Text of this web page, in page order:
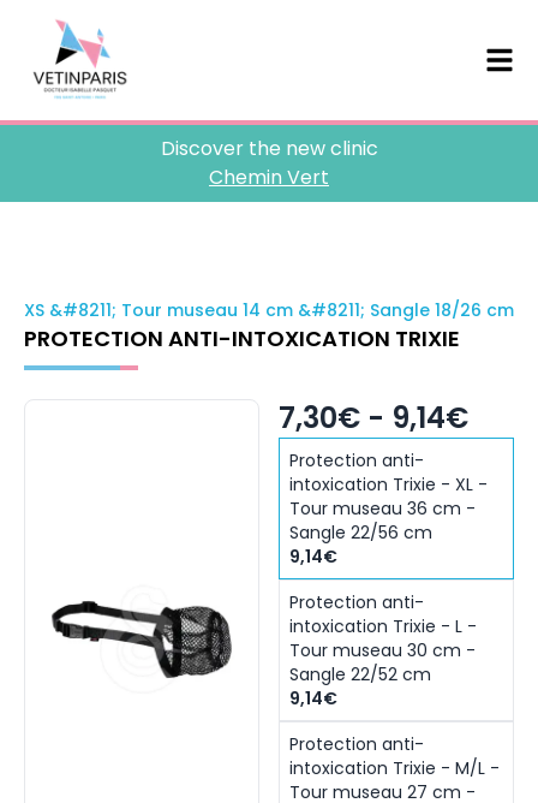
Discover the new clinic
Chemin Vert
XS &#8211; Tour museau 14 cm &#8211; Sangle 18/26 cm
PROTECTION ANTI-INTOXICATION TRIXIE
7,30€ - 9,14€
Protection anti-
intoxication Trixie - XL -
Tour museau 36 cm -
Sangle 22/56 cm
9,14€
Protection anti-
intoxication Trixie - L -
Tour museau 30 cm -
Sangle 22/52 cm
9,14€
Protection anti-
intoxication Trixie - M/L -
Tour museau 27 cm -